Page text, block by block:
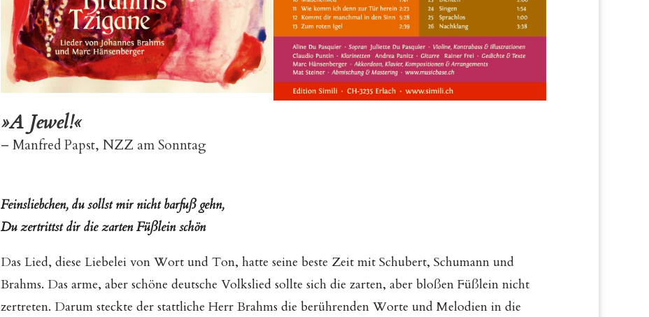
»A Jewel!«
– Manfred Papst, NZZ am Sonntag
Feinsliebchen, du sollst mir nicht barfuß gehn,
Du zertrittst dir die zarten Füßlein schön
Das Lied, diese Liebelei von Wort und Ton, hatte seine beste Zeit mit Schubert, Schumann und
Brahms. Das arme, aber schöne deutsche Volkslied sollte sich die zarten, aber bloßen Füßlein nicht
zertreten. Darum steckte der stattliche Herr Brahms die berührenden Worte und Melodien in die